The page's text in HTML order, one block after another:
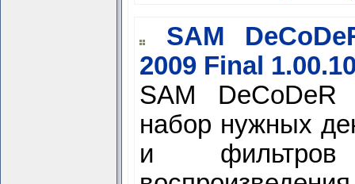
SAM
2009 Final
SAM
набор нужных
и